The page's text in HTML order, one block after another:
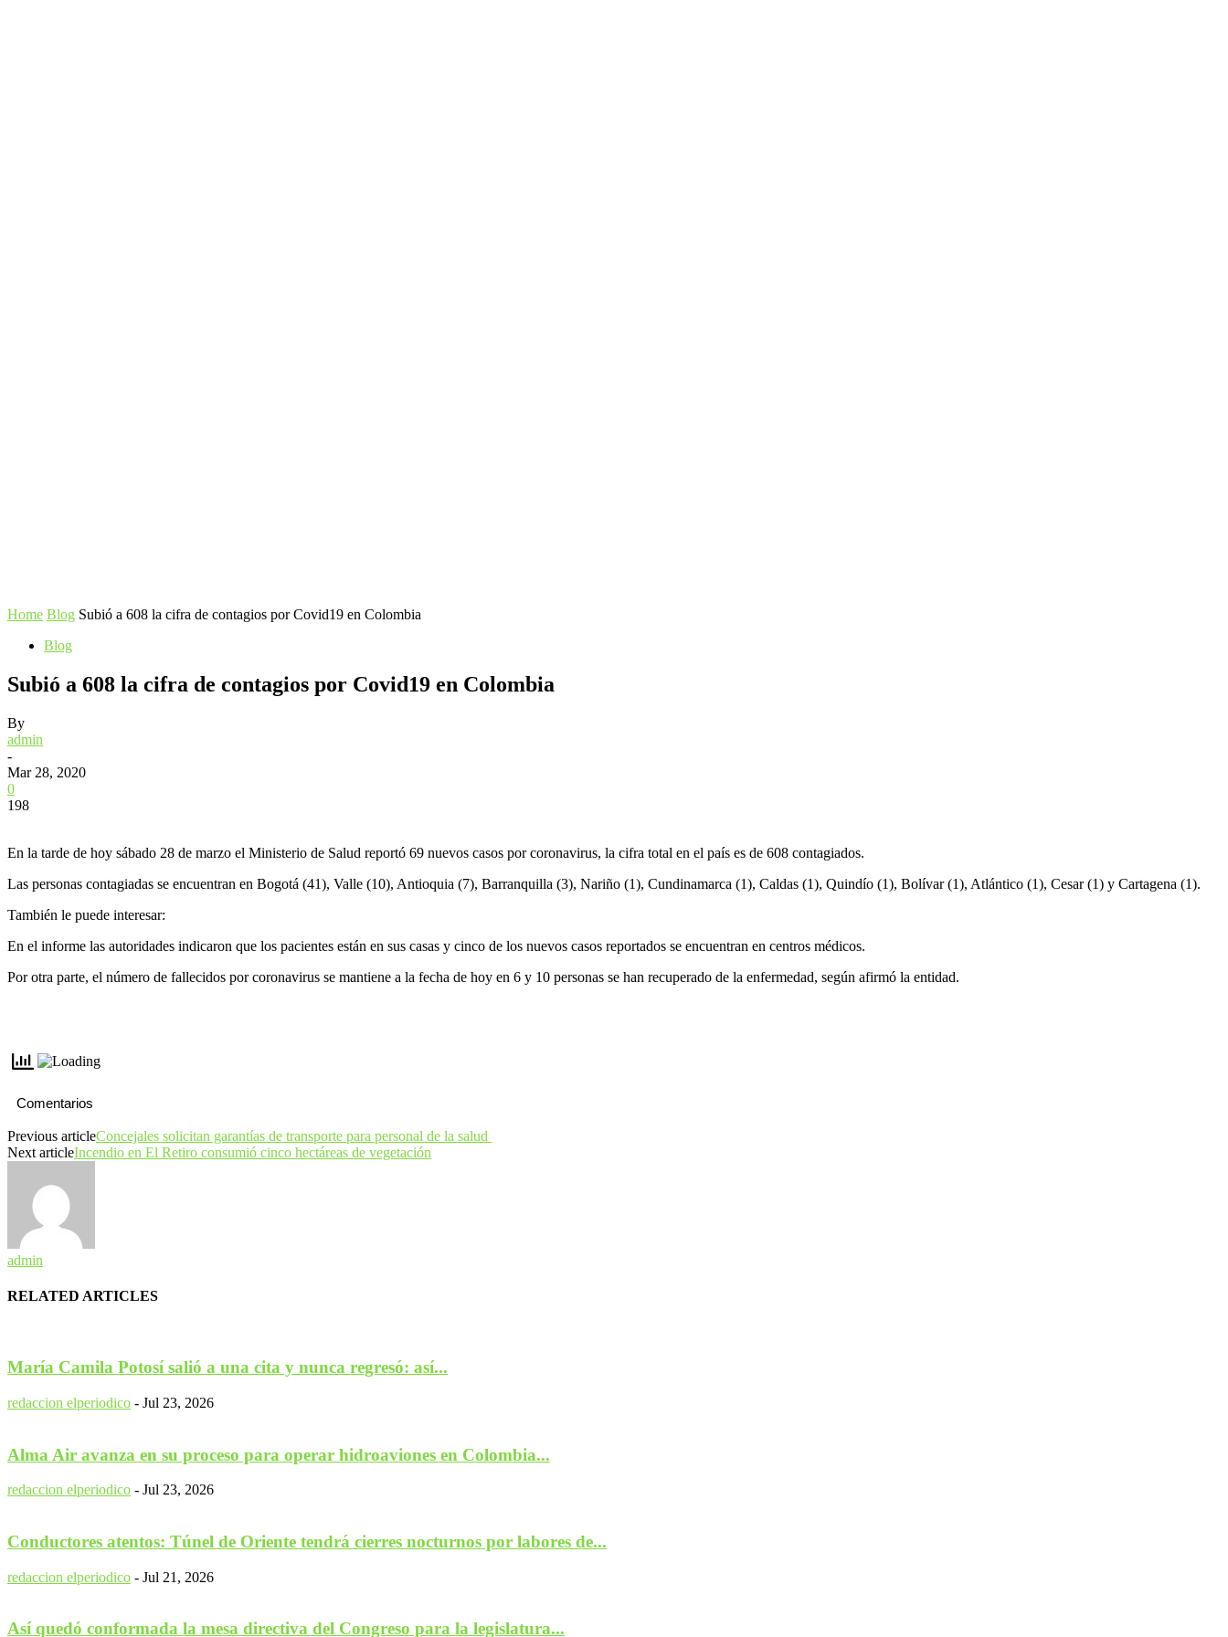
Home Blog Subió a 608 la cifra de contagios por Covid19 en Colombia
Blog
Subió a 608 la cifra de contagios por Covid19 en Colombia
By
admin
-
Mar 28, 2020
0
198
En la tarde de hoy sábado 28 de marzo el Ministerio de Salud reportó 69 nuevos casos por coronavirus, la cifra total en el país es de 608 contagiados.
Las personas contagiadas se encuentran en Bogotá (41), Valle (10), Antioquia (7), Barranquilla (3), Nariño (1), Cundinamarca (1), Caldas (1), Quindío (1), Bolívar (1), Atlántico (1), Cesar (1) y Cartagena (1).
También le puede interesar:
En el informe las autoridades indicaron que los pacientes están en sus casas y cinco de los nuevos casos reportados se encuentran en centros médicos.
Por otra parte, el número de fallecidos por coronavirus se mantiene a la fecha de hoy en 6 y 10 personas se han recuperado de la enfermedad, según afirmó la entidad.
Comentarios
Previous articleConcejales solicitan garantías de transporte para personal de la salud
Next articleIncendio en El Retiro consumió cinco hectáreas de vegetación
admin
RELATED ARTICLES
María Camila Potosí salió a una cita y nunca regresó: así...
redaccion elperiodico - Jul 23, 2026
Alma Air avanza en su proceso para operar hidroaviones en Colombia...
redaccion elperiodico - Jul 23, 2026
Conductores atentos: Túnel de Oriente tendrá cierres nocturnos por labores de...
redaccion elperiodico - Jul 21, 2026
Así quedó conformada la mesa directiva del Congreso para la legislatura...